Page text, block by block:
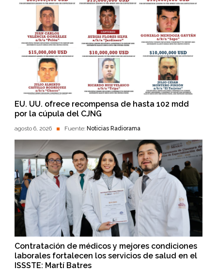
EU. UU. ofrece recompensa de hasta 102 mdd
por la cúpula del CJNG
agosto 6, 2026 Fuente: Noticias Radiorama
Contratación de médicos y mejores condiciones
laborales fortalecen los servicios de salud en el
ISSSTE: Martí Batres